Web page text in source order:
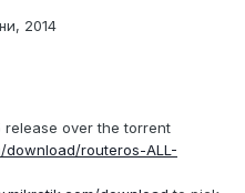
2014
release over the torrent
download/routeros-ALL-